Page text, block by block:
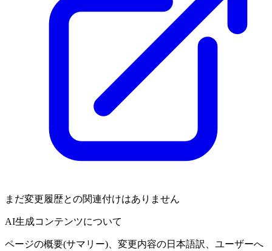
まだ変更履歴との関連付けはありません
AI生成コンテンツについて
ページの概要(サマリー)、変更内容の日本語訳、ユーザーへ